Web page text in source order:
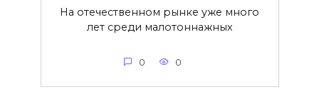
На отечественном рынке уже много
лет среди малотоннажных
0 0